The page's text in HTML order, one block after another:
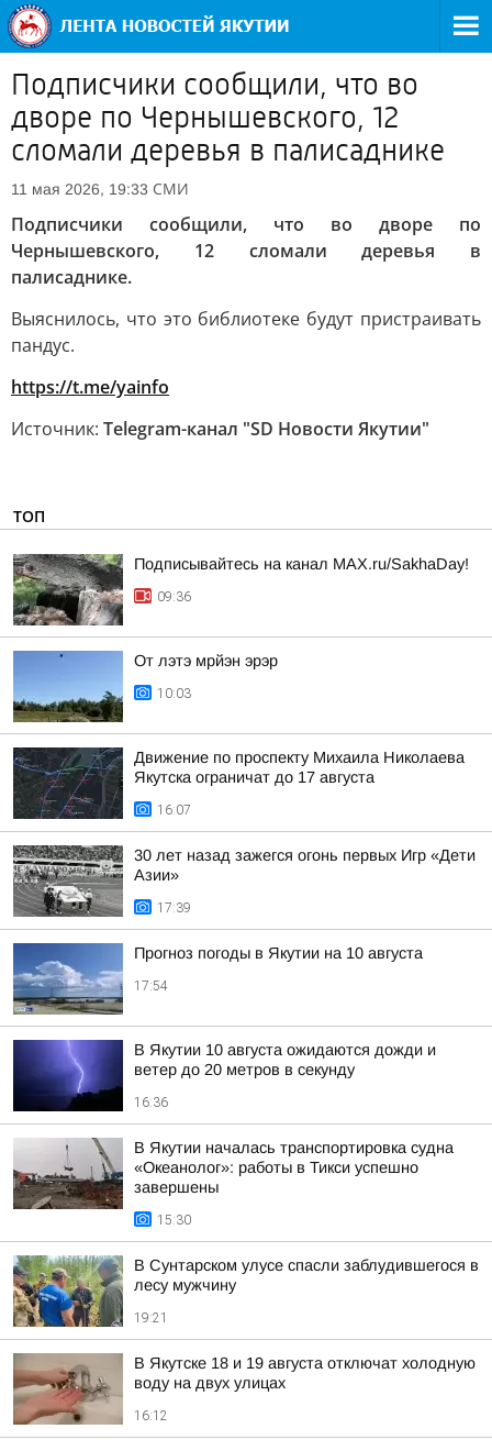
Подписчики сообщили, что во
дворе по Чернышевского, 12
сломали деревья в палисаднике
11 мая 2026, 19:33 СМИ
Подписчики сообщили, что во дворе по
Чернышевского, 12 сломали деревья в
палисаднике.
Выяснилось, что это библиотеке будут пристраивать
пандус.
https://t.me/yainfo
Источник: Telegram-канал "SD Новости Якутии"
ТОП
Подписывайтесь на канал MAX.ru/SakhaDay!
09:36
От лэтэ мрйэн эрэр
10:03
Движение по проспекту Михаила Николаева
Якутска ограничат до 17 августа
16:07
30 лет назад зажегся огонь первых Игр «Дети
Азии»
17:39
Прогноз погоды в Якутии на 10 августа
17:54
В Якутии 10 августа ожидаются дожди и
ветер до 20 метров в секунду
16:36
В Якутии началась транспортировка судна
«Океанолог»: работы в Тикси успешно
завершены
15:30
В Сунтарском улусе спасли заблудившегося в
лесу мужчину
19:21
В Якутске 18 и 19 августа отключат холодную
воду на двух улицах
16:12